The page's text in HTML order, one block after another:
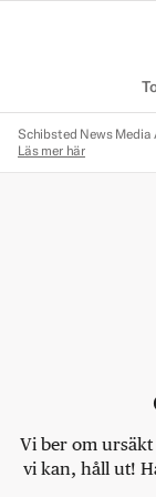
Schibsted News
Läs mer här
Vi ber om
vi kan, håll ut!